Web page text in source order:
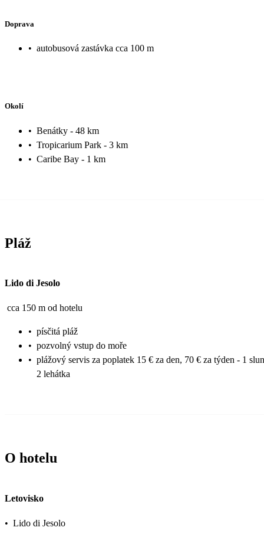
Doprava
• autobusová zastávka cca 100 m
Okolí
• Benátky - 48 km
• Tropicarium Park - 3 km
• Caribe Bay - 1 km
Pláž
Lido di Jesolo
cca 150 m od hotelu
• písčitá pláž
• pozvolný vstup do moře
• plážový servis za poplatek 15 € za den, 70 € za týden - 1
2 lehátka
O hotelu
Letovisko
• Lido di Jesolo